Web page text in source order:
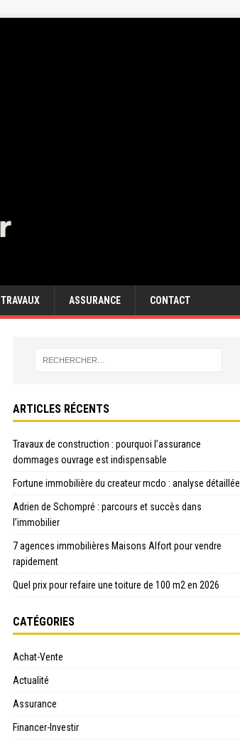
TRAVAUX ASSURANCE CONTACT
ARTICLES RÉCENTS
Travaux de construction : pourquoi l’assurance
dommages ouvrage est indispensable
Fortune immobilière du createur mcdo : analyse détaillée
Adrien de Schompré : parcours et succès dans
l’immobilier
7 agences immobilières Maisons Alfort pour vendre
rapidement
Quel prix pour refaire une toiture de 100 m2 en 2026
CATÉGORIES
Achat-Vente
Actualité
Assurance
Financer-Investir